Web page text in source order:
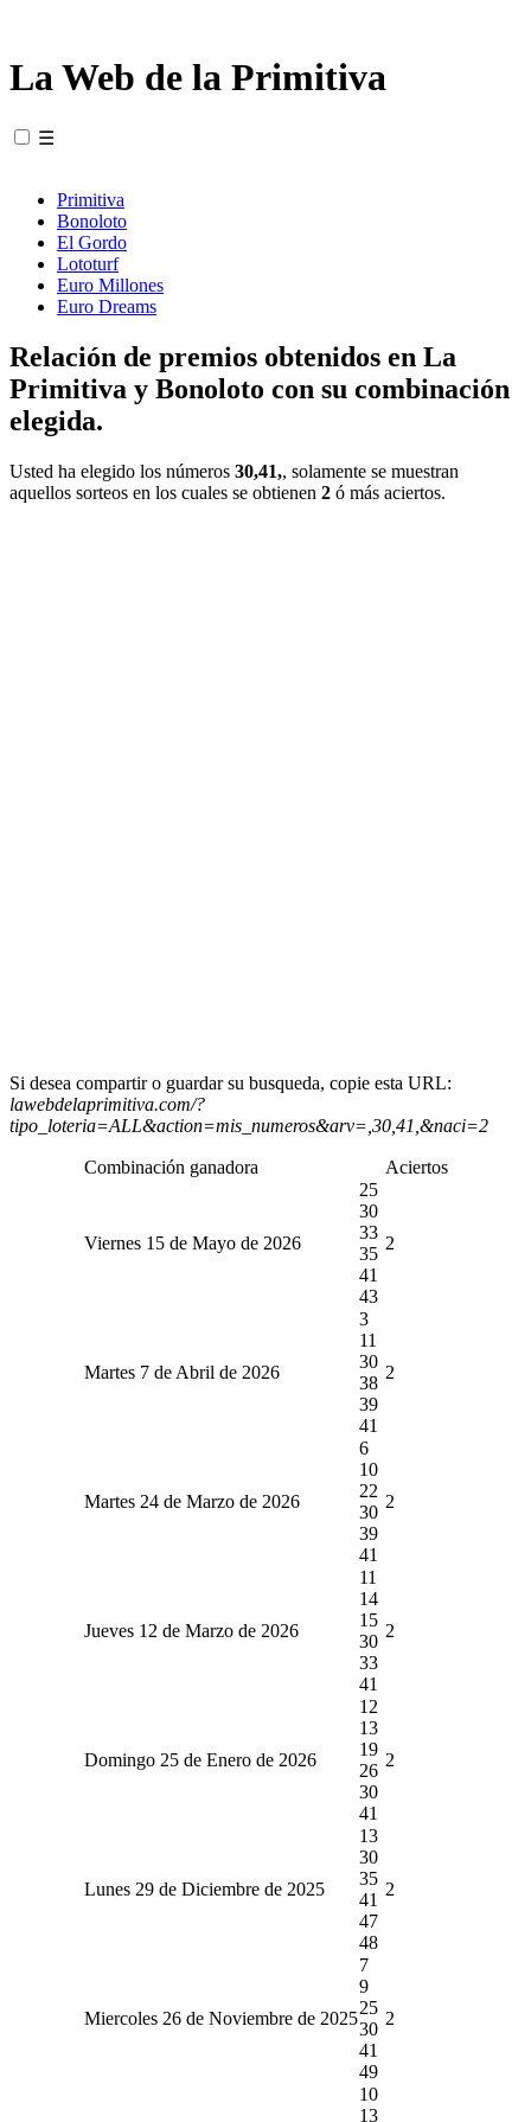
La Web de la Primitiva
☰
Primitiva
Bonoloto
El Gordo
Lototurf
Euro Millones
Euro Dreams
Relación de premios obtenidos en La
Primitiva y Bonoloto con su combinación
elegida.
Usted ha elegido los números 30,41,, solamente se muestran
aquellos sorteos en los cuales se obtienen 2 ó más aciertos.
Si desea compartir o guardar su busqueda, copie esta URL:
lawebdelaprimitiva.com/?
tipo_loteria=ALL&action=mis_numeros&arv=,30,41,&naci=2
Combinación ganadora Aciertos
Viernes 15 de Mayo de 2026
25
30
33
35
41
43
2
Martes 7 de Abril de 2026
3
11
30
38
39
41
2
Martes 24 de Marzo de 2026
6
10
22
30
39
41
2
Jueves 12 de Marzo de 2026
11
14
15
30
33
41
2
Domingo 25 de Enero de 2026
12
13
19
26
30
41
2
Lunes 29 de Diciembre de 2025
13
30
35
41
47
48
2
Miercoles 26 de Noviembre de 2025
7
9
25
30
41
49
2
10
13